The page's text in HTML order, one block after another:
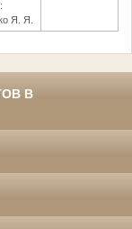
Я. Я.
В